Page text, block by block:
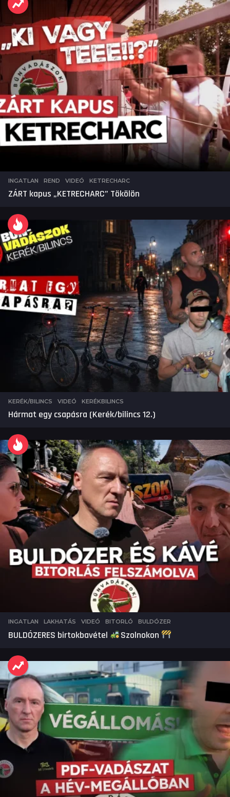
INGATLAN ,REND ,VIDEÓ KETRECHARC
ZÁRT kapus „KETRECHARC” Tökölön
KERÉK/BILINCS ,VIDEÓ KERÉKBILINCS
Hármat egy csapásra (Kerék/bilincs 12.)
INGATLAN ,LAKHATÁS ,VIDEÓ BITORLÓ ,BULDÓZER
BULDÓZERES birtokbavétel Szolnokon